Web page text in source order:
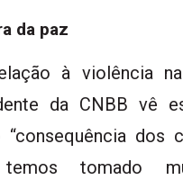
da paz
à violência
da CNBB vê
“consequência dos
tomado